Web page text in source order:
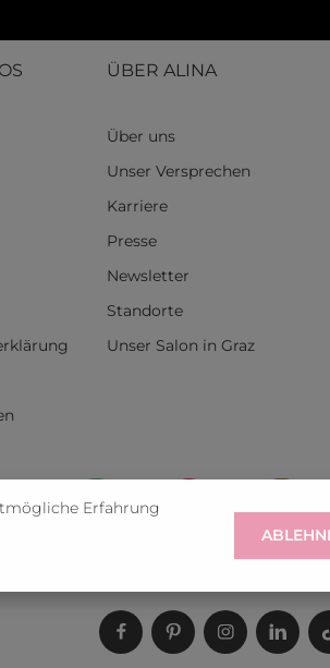
ÜBER ALINA
Über uns
Unser Versprechen
Karriere
Presse
Newsletter
Standorte
Unser Salon in Graz
Erfahrung